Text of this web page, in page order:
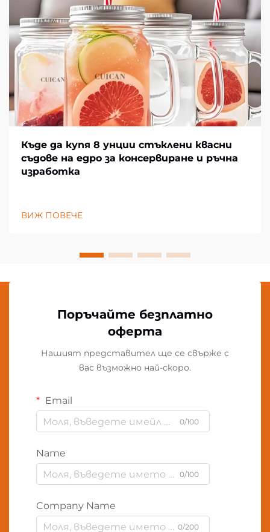
Къде да купя 8 унции стъклени квасни
съдове на едро за консервиране и ръчна
изработка
ВИЖ ПОВЕЧЕ
Поръчайте безплатно
оферта
Нашият представител ще се свърже с
вас възможно най-скоро.
Email
0/100
Name
0/100
Company Name
0/200